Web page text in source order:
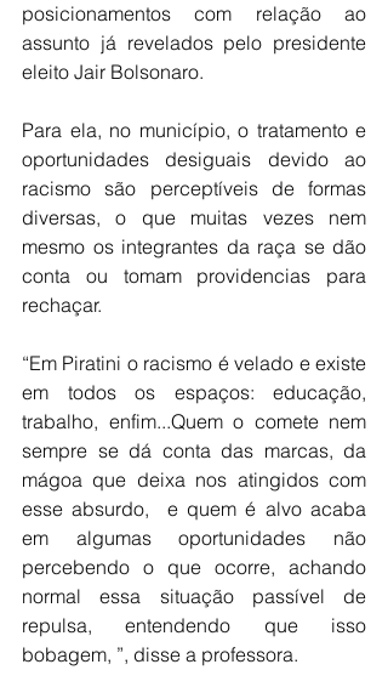
posicionamentos com relação ao
assunto já revelados pelo presidente
eleito Jair Bolsonaro.
Para ela, no município, o tratamento e
oportunidades desiguais devido ao
racismo são perceptíveis de formas
diversas, o que muitas vezes nem
mesmo os integrantes da raça se dão
conta ou tomam providencias para
rechaçar.
“Em Piratini o racismo é velado e existe
em todos os espaços: educação,
trabalho, enfim...Quem o comete nem
sempre se dá conta das marcas, da
mágoa que deixa nos atingidos com
esse absurdo,  e quem é alvo acaba
em algumas oportunidades não
percebendo o que ocorre, achando
normal essa situação passível de
repulsa, entendendo que isso
bobagem, ”, disse a professora.